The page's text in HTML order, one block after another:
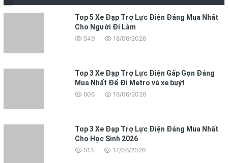
Top 5 Xe Đạp Trợ Lực Điện Đáng Mua Nhất
Cho Người Đi Làm
549 18/06/2026
Top 3 Xe Đạp Trợ Lực Điện Gấp Gọn Đáng
Mua Nhất Để Đi Metro và xe buýt
606 18/06/2026
Top 3 Xe Đạp Trợ Lực Điện Đáng Mua Nhất
Cho Học Sinh 2026
513 17/06/2026